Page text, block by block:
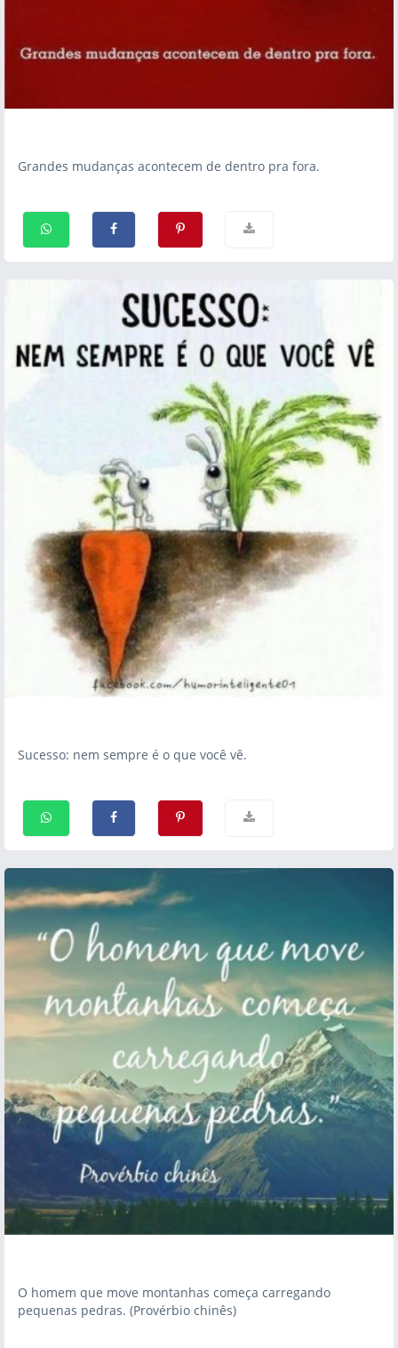
Grandes mudanças acontecem de dentro pra fora.
Sucesso: nem sempre é o que você vê.
O homem que move montanhas começa carregando
pequenas pedras. (Provérbio chinês)